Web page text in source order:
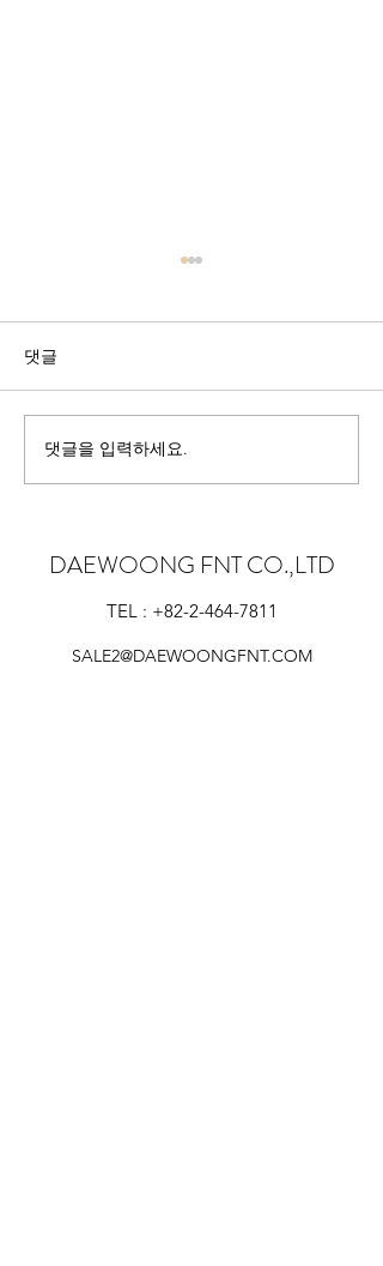
2024 Performancadays in
Munchen
댓글
댓글을 입력하세요.
DAEWOONG FNT CO.,LTD
TEL : +82-2-464-7811
SALE2@DAEWOONGFNT.COM